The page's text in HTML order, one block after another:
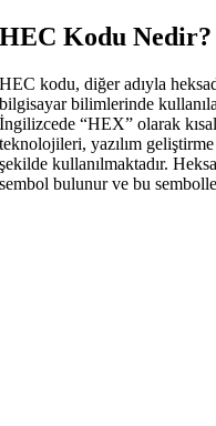
HEC Kodu Nedir?
HEC kodu, diğer adıyla
bilgisayar bilimlerinde
İngilizcede “HEX” olarak
teknolojileri, yazılım
şekilde kullanılmaktadır.
sembol bulunur ve bu